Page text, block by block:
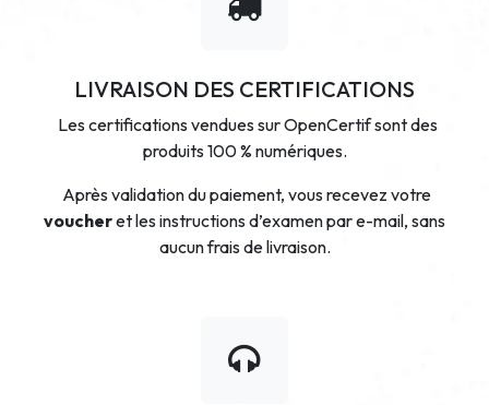
LIVRAISON DES CERTIFICATIONS
Les certifications vendues sur OpenCertif sont des
produits 100 % numériques.
Après validation du paiement, vous recevez votre
voucheret les instructions d’examen par e-mail, sans
aucun frais de livraison.